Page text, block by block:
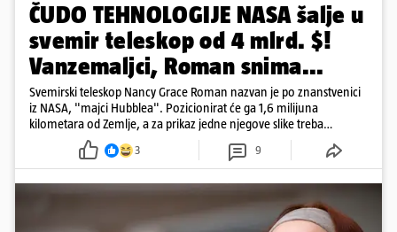
ČUDO TEHNOLOGIJE NASA šalje u
svemir teleskop od 4 mlrd. $!
Vanzemaljci, Roman snima...
Svemirski teleskop Nancy Grace Roman nazvan je po znanstvenici
iz NASA, "majci Hubblea". Pozicionirat će ga 1,6 milijuna
kilometara od Zemlje, a za prikaz jedne njegove slike treba
500.000 4K televizora
3 9